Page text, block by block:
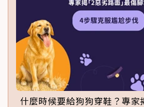
什麼時候要給狗狗穿鞋？專家